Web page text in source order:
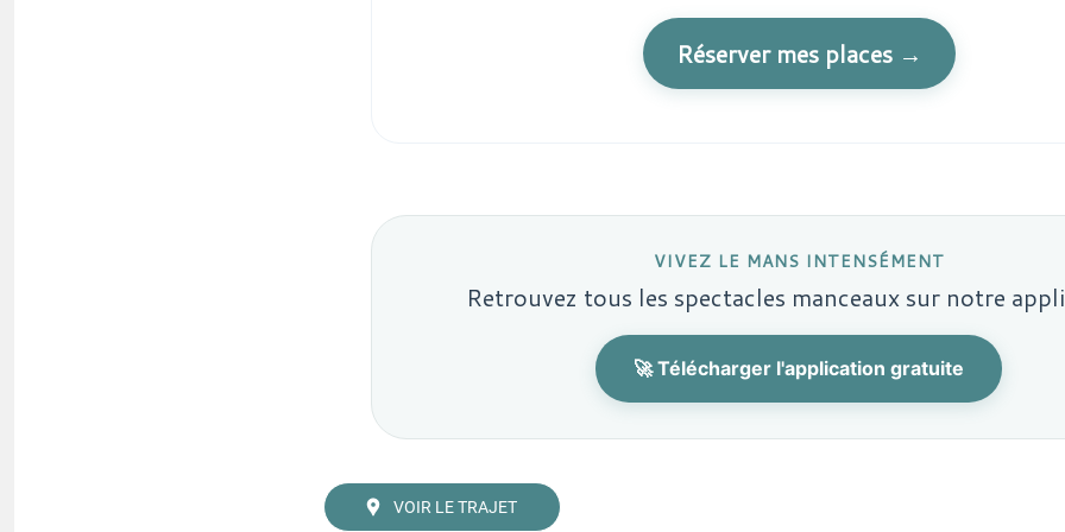
Réserver mes places →
VIVEZ LE MANS INTENSÉMENT
Retrouvez tous les spectacles manceaux sur notre
🚀 Télécharger l'application gratuite
VOIR LE TRAJET